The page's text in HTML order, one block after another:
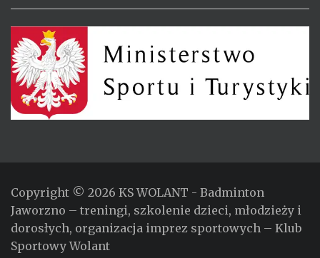
Copyright © 2026 KS WOLANT - Badminton
Jaworzno – treningi, szkolenie dzieci, młodzieży i
dorosłych, organizacja imprez sportowych – Klub
Sportowy Wolant